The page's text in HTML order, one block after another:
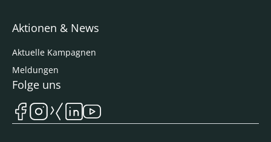
Aktionen & News
Aktuelle Kampagnen
Meldungen
Folge uns